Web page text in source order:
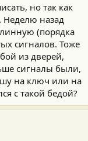
но так как
Неделю назад
(порядка
сигналов. Тоже
из дверей,
сигналы были,
на ключ или на
с такой бедой?